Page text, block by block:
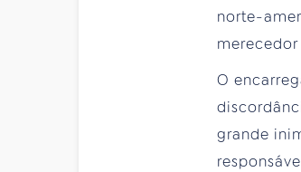
norte-
O
grande